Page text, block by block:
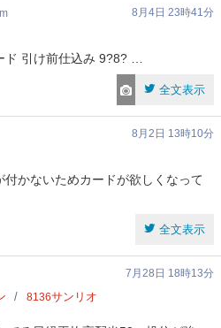
8月4日 23時41分
引け前仕込み 9?8? …
全文表示
8月2日 13時10分
かないためカードが欲しくなって
全文表示
7月28日 18時13分
8136サンリオ